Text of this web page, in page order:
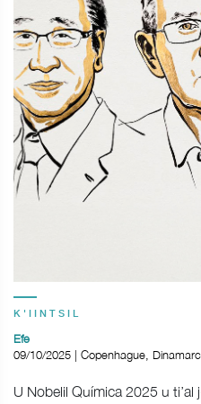
K'IINTSIL
Efe
09/10/2025 | Copenhague,
U Nobelil Química 2025 u